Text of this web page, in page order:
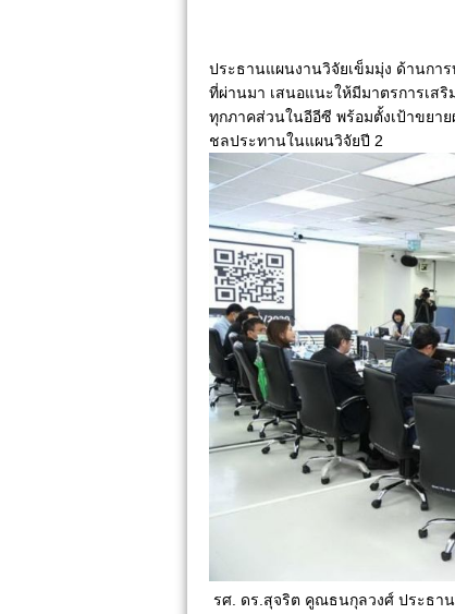
ประธานแผนงานวิจัยเข็มมุ่ง ด้านกา
ที่ผ่านมา เสนอแนะให้มีมาตรการเสริ
ทุกภาคส่วนในอีอีซี พร้อมตั้งเป้าขยา
ชลประทานในแผนวิจัยปี 2
รศ. ดร.สุจริต คูณธนกุลวงศ์ ประธา